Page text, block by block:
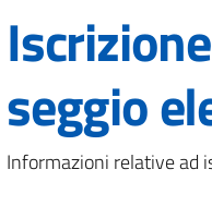
seggio
Dettagli
Informazioni relative ad